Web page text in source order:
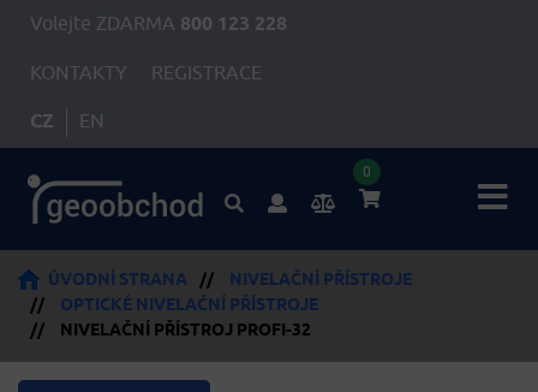
Volejte ZDARMA 800 123 228
KONTAKTY REGISTRACE
CZ EN
0
ÚVODNÍ STRANA //
NIVELAČNÍ PŘÍSTROJE
//
OPTICKÉ NIVELAČNÍ PŘÍSTROJE
//
NIVELAČNÍ PŘÍSTROJ PROFI-32